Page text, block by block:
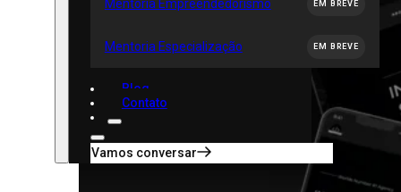
Mentoria Empreendedorismo
EM BREVE
Mentoria Especialização EM BREVE
Blog
Contato
Vamos conversar